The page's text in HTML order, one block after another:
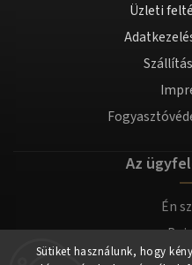
Sütiket használunk, hogy
Üzleti
Az
Én